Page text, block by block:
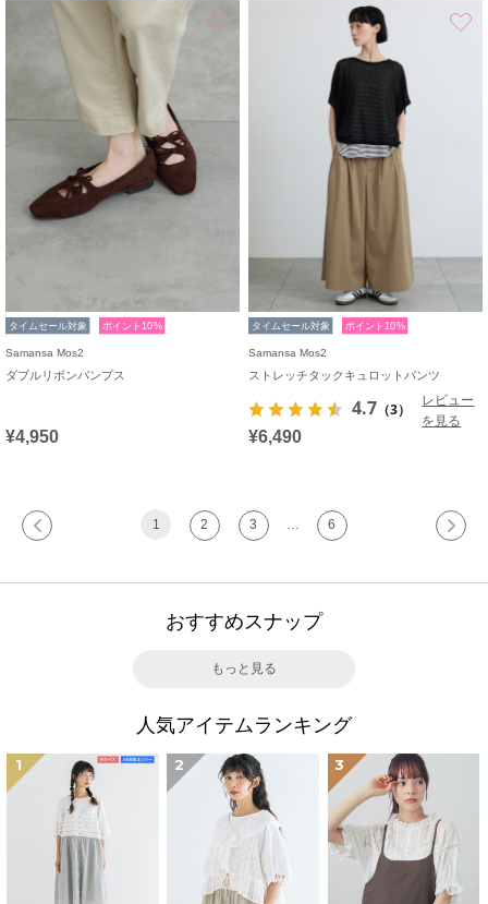
タイムセール対象 ポイント10%
Samansa Mos2
ダブルリボンパンプス
¥4,950
タイムセール対象 ポイント10%
Samansa Mos2
ストレッチタックキュロットパンツ
4.7 （3）
レビュー
を見る
¥6,490
1 2 3 6
おすすめスナップ
もっと見る
人気アイテムランキング
1 2 3